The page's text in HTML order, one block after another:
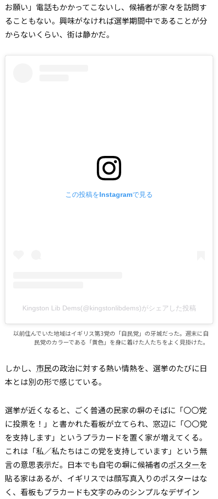
お願い」電話もかかってこないし、候補者が家々を訪問す
ることもない。興味がなければ選挙期間中であることが分
からないくらい、街は静かだ。
この投稿をInstagramで見る
Kingston Lib Dems(@kingstonlibdems)がシェアした投稿
以前住んでいた地域はイギリス第3党の「自民党」の牙城だった。週末に自
民党のカラーである「黄色」を身に着けた人たちをよく見掛けた。
しかし、 市民の政治に対する熱い情熱を、選挙のたびに日
本とは別の形で感じている。
選挙が近くなると、ごく普通の民家の塀のそばに「〇〇党
に投票を！」と書かれた看板が立てられ、窓辺に「〇〇党
を支持します」というプラカードを置く家が増えてくる。
これは「私／私たちはこの党を支持しています」という無
言の意思表示だ。日本でも自宅の塀に候補者のポスターを
貼る家はあるが、イギリスでは顔写真入りのポスターはな
く、看板もプラカードも文字のみのシンプルなデザイン